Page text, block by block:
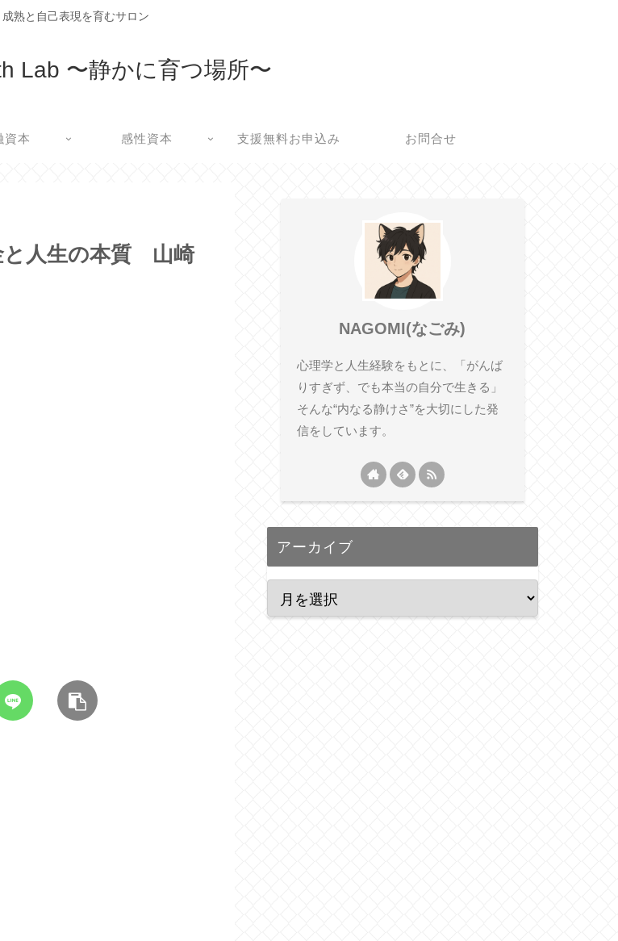
成熟と自己表現を育むサロン
Lab 〜静かに育つ場所〜
資本 感性資本 支援無料お申込み お問合せ
と人生の本質 山崎
NAGOMI(なごみ)
心理学と人生経験をもとに、「がんば
りすぎず、でも本当の自分で生きる」
そんな“内なる静けさ”を大切にした発
信をしています。
アーカイブ